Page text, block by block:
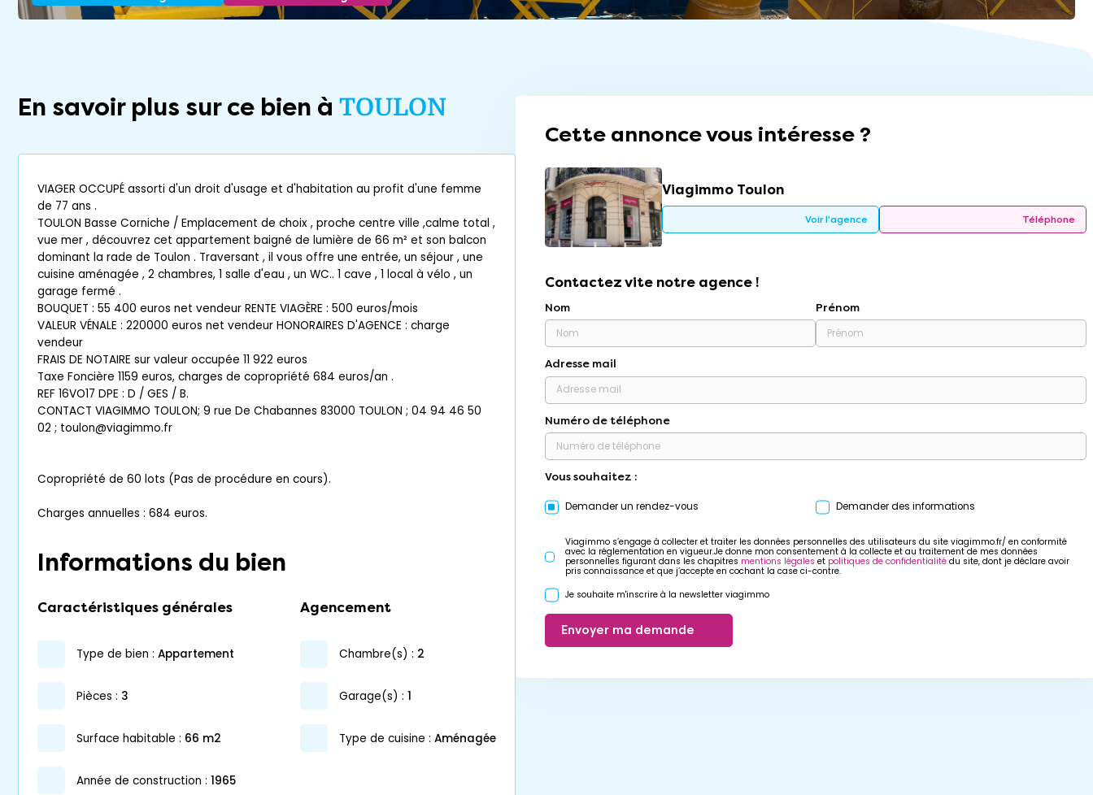
En savoir plus sur ce bien à TOULON
VIAGER OCCUPÉ assorti d'un droit d'usage et d'habitation au profit d'une femme
de 77 ans .
TOULON Basse Corniche / Emplacement de choix , proche centre ville ,calme total ,
vue mer , découvrez cet appartement baigné de lumière de 66 m² et son balcon
dominant la rade de Toulon . Traversant , il vous offre une entrée, un séjour , une
cuisine aménagée , 2 chambres, 1 salle d'eau , un WC.. 1 cave , 1 local à vélo , un
garage fermé .
BOUQUET : 55 400 euros net vendeur RENTE VIAGÈRE : 500 euros/mois
VALEUR VÉNALE : 220000 euros net vendeur HONORAIRES D'AGENCE : charge
vendeur
FRAIS DE NOTAIRE sur valeur occupée 11 922 euros
Taxe Foncière 1159 euros, charges de copropriété 684 euros/an .
REF 16VO17 DPE : D / GES / B.
CONTACT VIAGIMMO TOULON; 9 rue De Chabannes 83000 TOULON ; 04 94 46 50
02 ; toulon@viagimmo.fr
Copropriété de 60 lots (Pas de procédure en cours).
Charges annuelles : 684 euros.
Informations du bien
Caractéristiques générales
type de bien : appartement
pièces : 3
surface habitable : 66 m2
année de construction : 1965
Agencement
chambre(s) : 2
garage(s) : 1
Type de cuisine : Aménagée
Cette annonce vous intéresse ?
Viagimmo Toulon
Voir l'agence Téléphone
Contactez vite notre agence !
Nom Prénom
Adresse mail
Numéro de téléphone
Vous souhaitez :
Demander un rendez-vous Demander des informations
Viagimmo s’engage à collecter et traiter les données personnelles des utilisateurs du site viagimmo.fr/ en conformité
avec la réglementation en vigueur.Je donne mon consentement à la collecte et au traitement de mes données
personnelles figurant dans les chapitres mentions légales et politiques de confidentialité du site, dont je déclare avoir
pris connaissance et que j’accepte en cochant la case ci-contre.
Je souhaite m'inscrire à la newsletter viagimmo
Envoyer ma demande